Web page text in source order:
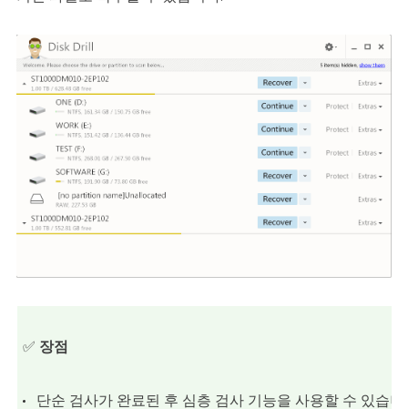
✅ 장점
단순 검사가 완료된 후 심층 검사 기능을 사용할 수 있습니